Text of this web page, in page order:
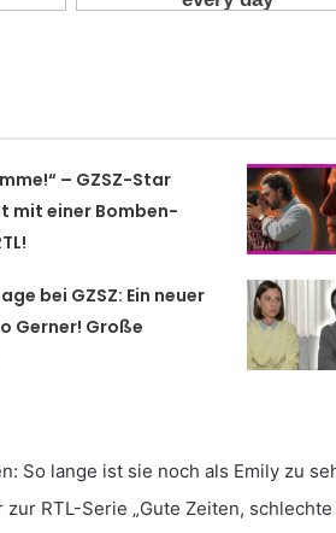
– GZSZ-Star
mit einer Bomben-
bei GZSZ: Ein neuer
Gerner! Große
So lange ist sie noch als Emily zu
zur RTL-Serie „Gute Zeiten, schlechte